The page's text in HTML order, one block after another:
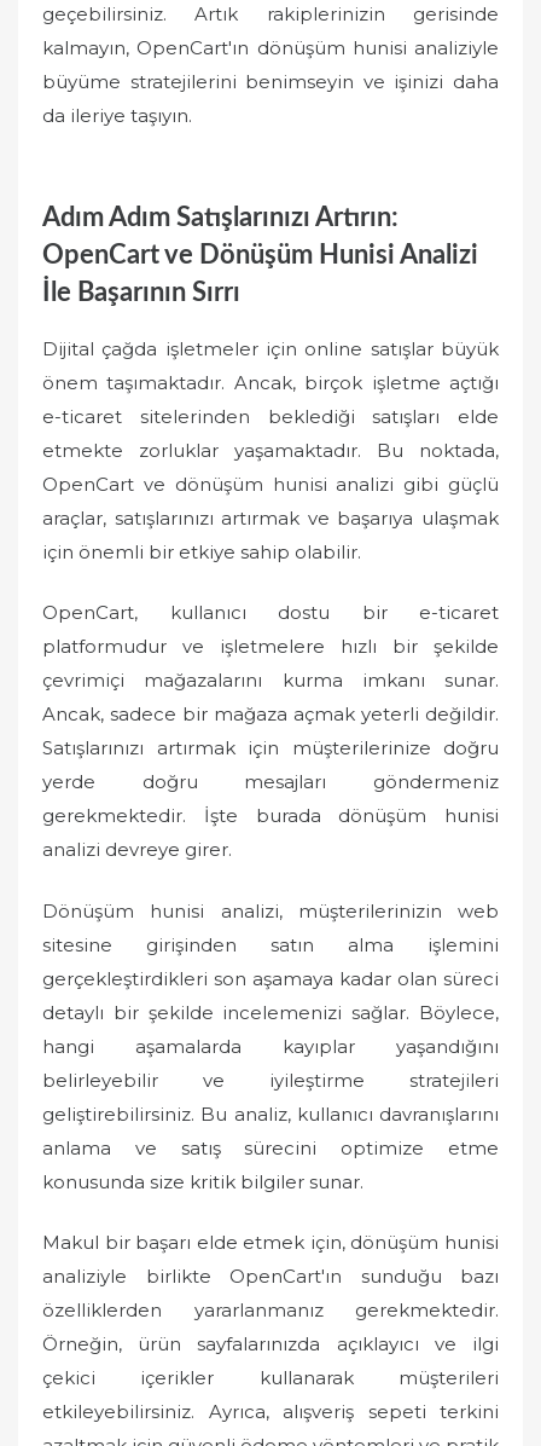
geçebilirsiniz. Artık rakiplerinizin gerisinde
kalmayın, OpenCart'ın dönüşüm hunisi analiziyle
büyüme stratejilerini benimseyin ve işinizi daha
da ileriye taşıyın.
Adım Adım Satışlarınızı Artırın:
OpenCart ve Dönüşüm Hunisi Analizi
İle Başarının Sırrı
Dijital çağda işletmeler için online satışlar büyük
önem taşımaktadır. Ancak, birçok işletme açtığı
e-ticaret sitelerinden beklediği satışları elde
etmekte zorluklar yaşamaktadır. Bu noktada,
OpenCart ve dönüşüm hunisi analizi gibi güçlü
araçlar, satışlarınızı artırmak ve başarıya ulaşmak
için önemli bir etkiye sahip olabilir.
OpenCart, kullanıcı dostu bir e-ticaret
platformudur ve işletmelere hızlı bir şekilde
çevrimiçi mağazalarını kurma imkanı sunar.
Ancak, sadece bir mağaza açmak yeterli değildir.
Satışlarınızı artırmak için müşterilerinize doğru
yerde doğru mesajları göndermeniz
gerekmektedir. İşte burada dönüşüm hunisi
analizi devreye girer.
Dönüşüm hunisi analizi, müşterilerinizin web
sitesine girişinden satın alma işlemini
gerçekleştirdikleri son aşamaya kadar olan süreci
detaylı bir şekilde incelemenizi sağlar. Böylece,
hangi aşamalarda kayıplar yaşandığını
belirleyebilir ve iyileştirme stratejileri
geliştirebilirsiniz. Bu analiz, kullanıcı davranışlarını
anlama ve satış sürecini optimize etme
konusunda size kritik bilgiler sunar.
Makul bir başarı elde etmek için, dönüşüm hunisi
analiziyle birlikte OpenCart'ın sunduğu bazı
özelliklerden yararlanmanız gerekmektedir.
Örneğin, ürün sayfalarınızda açıklayıcı ve ilgi
çekici içerikler kullanarak müşterileri
etkileyebilirsiniz. Ayrıca, alışveriş sepeti terkini